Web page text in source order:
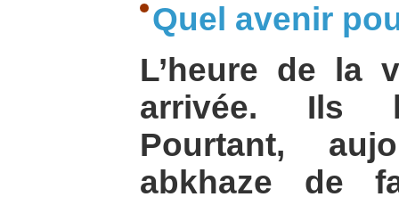
Quel avenir
L’heure de la
arrivée. Ils
Pourtant,
abkhaze de